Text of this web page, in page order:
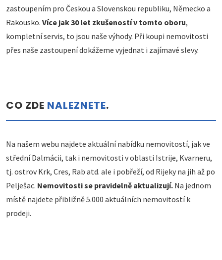
zastoupením pro Českou a Slovenskou republiku, Německo a
Rakousko. Více jak 30 let zkušeností v tomto oboru,
kompletní servis, to jsou naše výhody. Při koupi nemovitosti
přes naše zastoupení dokážeme vyjednat i zajímavé slevy.
CO ZDE NALEZNETE.
Na našem webu najdete aktuální nabídku nemovitostí, jak ve
střední Dalmácii, tak i nemovitosti v oblasti Istrije, Kvarneru,
tj. ostrov Krk, Cres, Rab atd. ale i pobřeží, od Rijeky na jih až po
Pelješac. Nemovitosti se pravidelně aktualizují. Na jednom
místě najdete přibližně 5.000 aktuálních nemovitostí k
prodeji.